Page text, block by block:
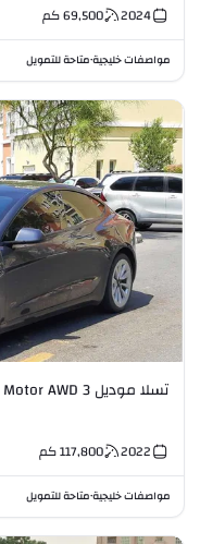
2024
69,500كم
مواصفات خليجية•متاحة للتمويل
تسلا موديل 3 Long Range Dual Motor AWD
2022
117,800كم
مواصفات خليجية•متاحة للتمويل